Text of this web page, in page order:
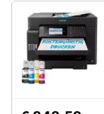
Giocattoli
Prima